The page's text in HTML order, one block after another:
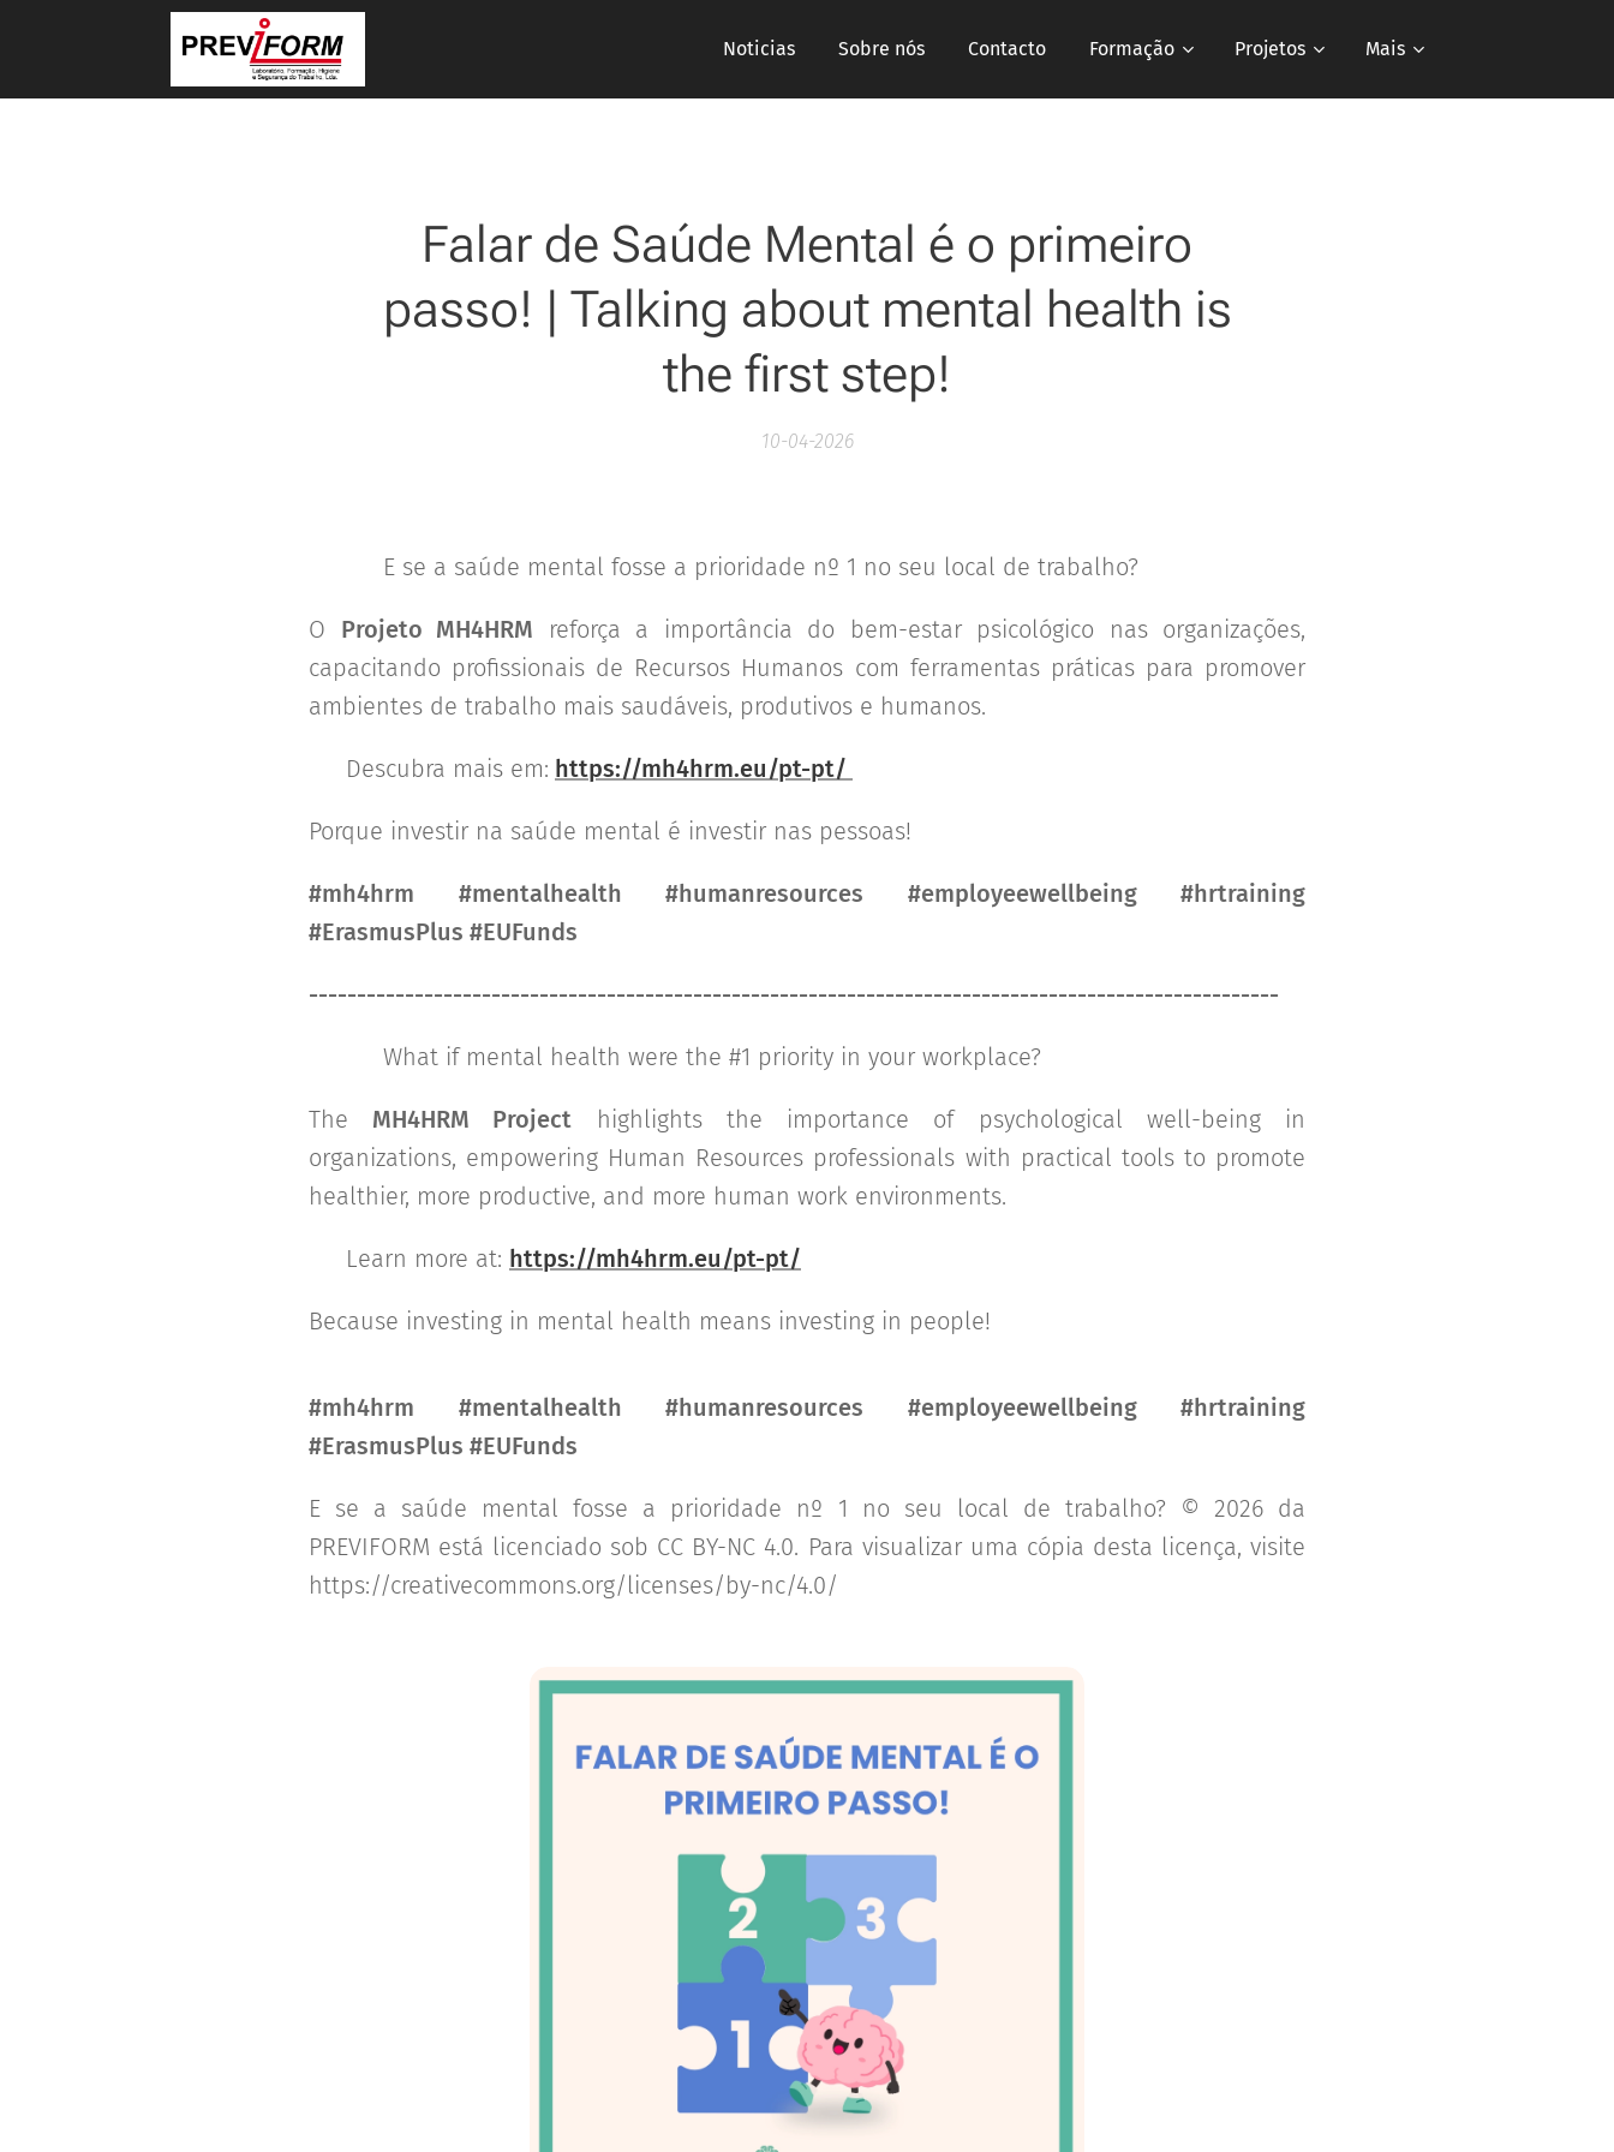
Noticias Sobre nós Contacto Formação Projetos Mais
Falar de Saúde Mental é o primeiro
passo! | Talking about mental health is
the first step!
10-04-2026
🧠 💼 E se a saúde mental fosse a prioridade nº 1 no seu local de trabalho?
O Projeto MH4HRM reforça a importância do bem-estar psicológico nas organizações,
capacitando profissionais de Recursos Humanos com ferramentas práticas para promover
ambientes de trabalho mais saudáveis, produtivos e humanos.
👉 Descubra mais em: https://mh4hrm.eu/pt-pt/
Porque investir na saúde mental é investir nas pessoas!
#mh4hrm #mentalhealth #humanresources #employeewellbeing #hrtraining
#ErasmusPlus #EUFunds
-----------------------------------------------------------------------------------------------------
🧠 💼 What if mental health were the #1 priority in your workplace?
The MH4HRM Project highlights the importance of psychological well-being in
organizations, empowering Human Resources professionals with practical tools to promote
healthier, more productive, and more human work environments.
👉 Learn more at: https://mh4hrm.eu/pt-pt/
Because investing in mental health means investing in people!
#mh4hrm #mentalhealth #humanresources #employeewellbeing #hrtraining
#ErasmusPlus #EUFunds
E se a saúde mental fosse a prioridade nº 1 no seu local de trabalho? © 2026 da
PREVIFORM está licenciado sob CC BY-NC 4.0. Para visualizar uma cópia desta licença, visite
https://creativecommons.org/licenses/by-nc/4.0/